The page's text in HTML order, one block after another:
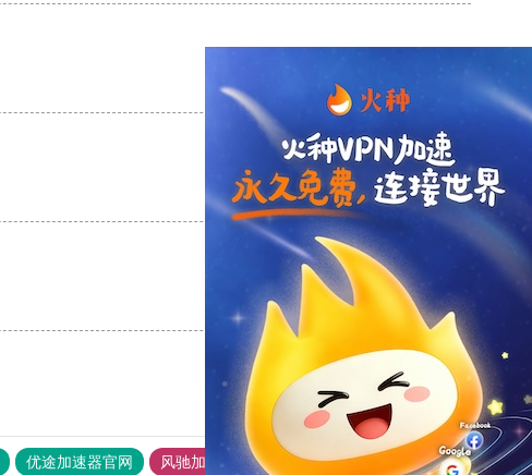
支持
支持[0] 反对[0]
支持[0] 反对[0]
优途加速器官网 风驰加速器 旋风加速器